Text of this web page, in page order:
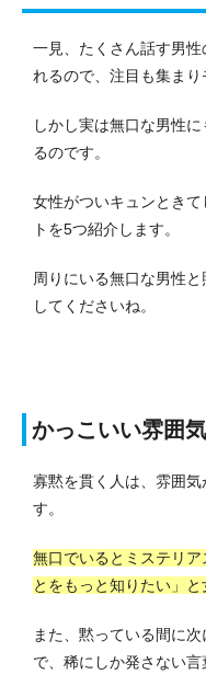
一見、たくさん話す男性
れるので、注目も集まり
しかし実は無口な男性
るのです。
女性がついキュンとき
トを5つ紹介します。
周りにいる無口な男性
してくださいね。
かっこいい雰囲
寡黙を貫く人は、雰囲
す。
無口でいるとミステリ
とをもっと知りたい」
また、黙っている間に
で、稀にしか発さない言